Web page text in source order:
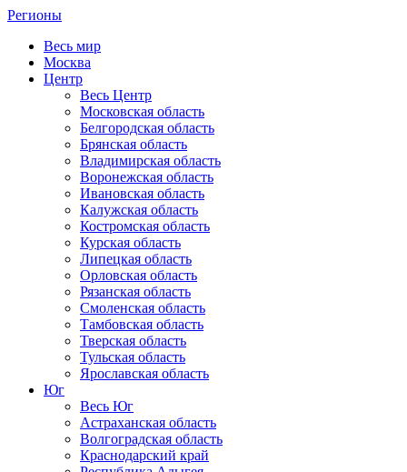
Регионы
Весь мир
Москва
Центр
Весь Центр
Московская область
Белгородская область
Брянская область
Владимирская область
Воронежская область
Ивановская область
Калужская область
Костромская область
Курская область
Липецкая область
Орловская область
Рязанская область
Смоленская область
Тамбовская область
Тверская область
Тульская область
Ярославская область
Юг
Весь Юг
Астраханская область
Волгоградская область
Краснодарский край